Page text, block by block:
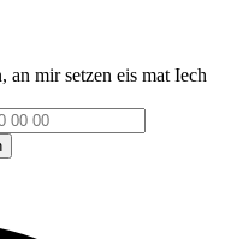
mir setzen eis mat Iech